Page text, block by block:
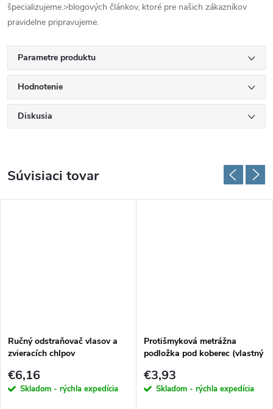
špecializujeme.>blogových článkov, ktoré pre našich zákazníkov
pravidelne pripravujeme.
Parametre produktu
Hodnotenie
Diskusia
Súvisiaci tovar
Ručný odstraňovač vlasov a
zvieracích chlpov
€6,16
Skladom - rýchla expedícia
Protišmyková metrážna
podložka pod koberec (vlastný
€3,93
Skladom - rýchla expedícia